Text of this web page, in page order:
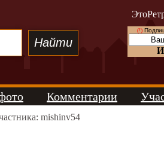
(!)
И
Комментарии
mishinv54